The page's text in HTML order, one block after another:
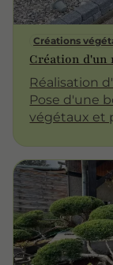
Créations
Création d'un
Réalisation
Pose d'une
végétaux et